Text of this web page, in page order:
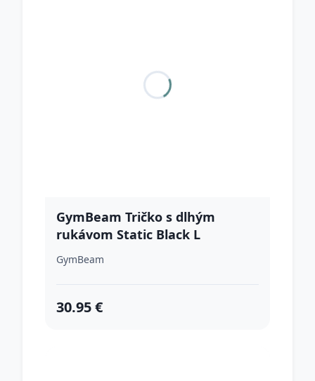
GymBeam Tričko s dlhým
rukávom Static Black L
GymBeam
30.95 €